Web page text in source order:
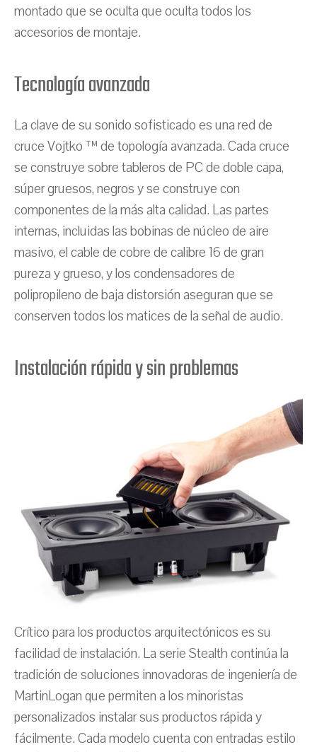
montado que se oculta que oculta todos los
accesorios de montaje.
Tecnología avanzada
La clave de su sonido sofisticado es una red de
cruce Vojtko ™ de topología avanzada. Cada cruce
se construye sobre tableros de PC de doble capa,
súper gruesos, negros y se construye con
componentes de la más alta calidad. Las partes
internas, incluidas las bobinas de núcleo de aire
masivo, el cable de cobre de calibre 16 de gran
pureza y grueso, y los condensadores de
polipropileno de baja distorsión aseguran que se
conserven todos los matices de la señal de audio.
Instalación rápida y sin problemas
Crítico para los productos arquitectónicos es su
facilidad de instalación. La serie Stealth continúa la
tradición de soluciones innovadoras de ingeniería de
MartinLogan que permiten a los minoristas
personalizados instalar sus productos rápida y
fácilmente. Cada modelo cuenta con entradas estilo